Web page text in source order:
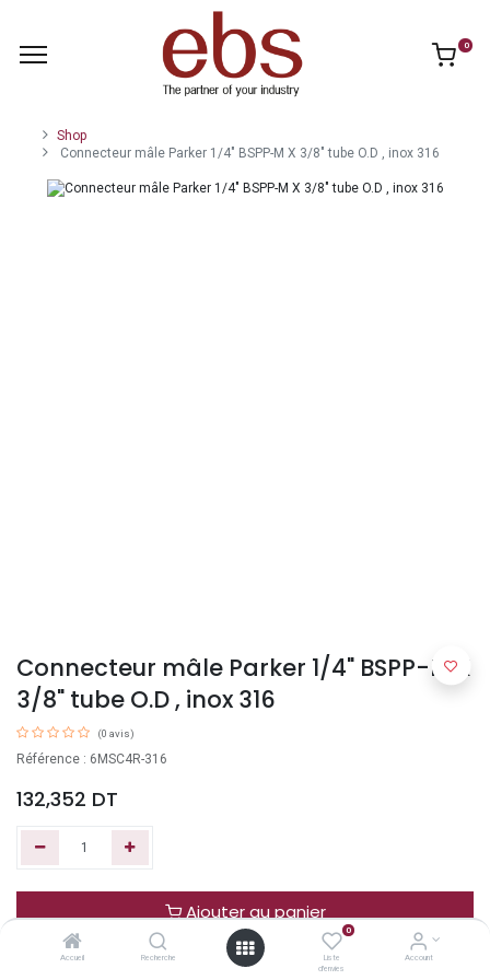
Accueil Recherche
0
Liste
d'envies
Account
0
Shop
Connecteur mâle Parker 1/4" BSPP-M X 3/8" tube O.D , inox 316
Connecteur mâle Parker 1/4" BSPP-M X
3/8" tube O.D , inox 316
(0 avis)
Référence : 6MSC4R-316
132,352 DT
Ajouter au panier
Acheter maintenant